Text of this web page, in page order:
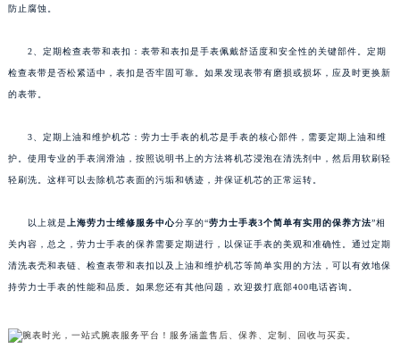
防止腐蚀。
2、定期检查表带和表扣：表带和表扣是手表佩戴舒适度和安全性的关键部件。定期
检查表带是否松紧适中，表扣是否牢固可靠。如果发现表带有磨损或损坏，应及时更换新
的表带。
3、定期上油和维护机芯：劳力士手表的机芯是手表的核心部件，需要定期上油和维
护。使用专业的手表润滑油，按照说明书上的方法将机芯浸泡在清洗剂中，然后用软刷轻
轻刷洗。这样可以去除机芯表面的污垢和锈迹，并保证机芯的正常运转。
以上就是上海劳力士维修服务中心分享的“劳力士手表3个简单有实用的保养方法”相
关内容，总之，劳力士手表的保养需要定期进行，以保证手表的美观和准确性。通过定期
清洗表壳和表链、检查表带和表扣以及上油和维护机芯等简单实用的方法，可以有效地保
持劳力士手表的性能和品质。如果您还有其他问题，欢迎拨打底部400电话咨询。